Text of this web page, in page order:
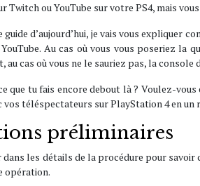
Twitch ou YouTube sur votre PS4, mais
guide d’aujourd’hui, je vais vous
Au cas où vous vous poseriez la
au cas où vous ne le sauriez pas, la
que tu fais encore debout là ? Voulez-
vos téléspectateurs sur PlayStation 4 en
préliminaires
dans les détails de la procédure pour
opération.